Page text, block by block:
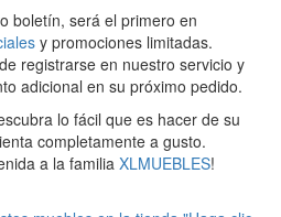
boletín, será el primero en
y promociones limitadas.
registrarse en nuestro servicio y
adicional en su próximo pedido.
lo fácil que es hacer de su
completamente a gusto.
a la familia XLMUEBLES!